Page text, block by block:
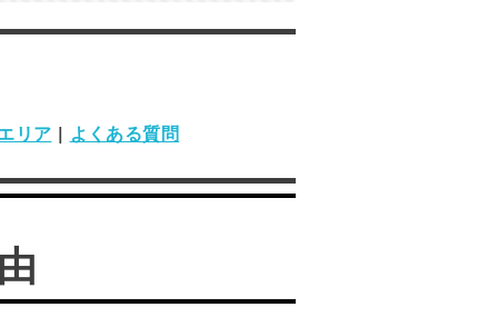
リア | よくある質問